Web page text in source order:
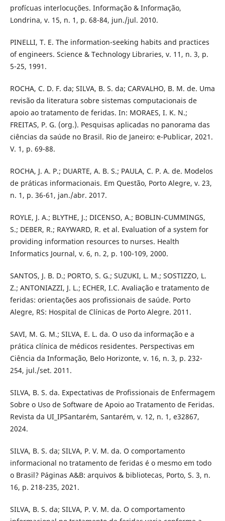
profícuas interlocuções. Informação & Informação,
Londrina, v. 15, n. 1, p. 68-84, jun./jul. 2010.
PINELLI, T. E. The information-seeking habits and practices
of engineers. Science & Technology Libraries, v. 11, n. 3, p.
5-25, 1991.
ROCHA, C. D. F. da; SILVA, B. S. da; CARVALHO, B. M. de. Uma
revisão da literatura sobre sistemas computacionais de
apoio ao tratamento de feridas. In: MORAES, I. K. N.;
FREITAS, P. G. (org.). Pesquisas aplicadas no panorama das
ciências da saúde no Brasil. Rio de Janeiro: e-Publicar, 2021.
V. 1, p. 69-88.
ROCHA, J. A. P.; DUARTE, A. B. S.; PAULA, C. P. A. de. Modelos
de práticas informacionais. Em Questão, Porto Alegre, v. 23,
n. 1, p. 36-61, jan./abr. 2017.
ROYLE, J. A.; BLYTHE, J.; DICENSO, A.; BOBLIN-CUMMINGS,
S.; DEBER, R.; RAYWARD, R. et al. Evaluation of a system for
providing information resources to nurses. Health
Informatics Journal, v. 6, n. 2, p. 100-109, 2000.
SANTOS, J. B. D.; PORTO, S. G.; SUZUKI, L. M.; SOSTIZZO, L.
Z.; ANTONIAZZI, J. L.; ECHER, I.C. Avaliação e tratamento de
feridas: orientações aos profissionais de saúde. Porto
Alegre, RS: Hospital de Clínicas de Porto Alegre. 2011.
SAVI, M. G. M.; SILVA, E. L. da. O uso da informação e a
prática clínica de médicos residentes. Perspectivas em
Ciência da Informação, Belo Horizonte, v. 16, n. 3, p. 232-
254, jul./set. 2011.
SILVA, B. S. da. Expectativas de Profissionais de Enfermagem
Sobre o Uso de Software de Apoio ao Tratamento de Feridas.
Revista da UI_IPSantarém, Santarém, v. 12, n. 1, e32867,
2024.
SILVA, B. S. da; SILVA, P. V. M. da. O comportamento
informacional no tratamento de feridas é o mesmo em todo
o Brasil? Páginas A&B: arquivos & bibliotecas, Porto, S. 3, n.
16, p. 218-235, 2021.
SILVA, B. S. da; SILVA, P. V. M. da. O comportamento